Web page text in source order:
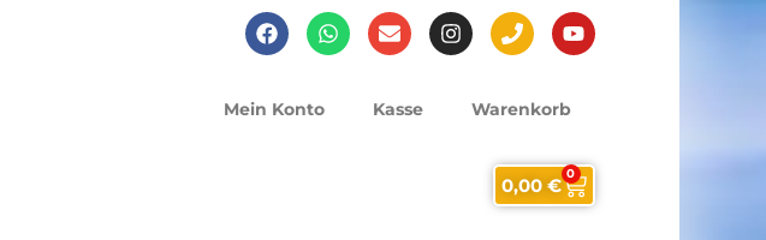
Mein Konto Kasse Warenkorb
0,00 €
0